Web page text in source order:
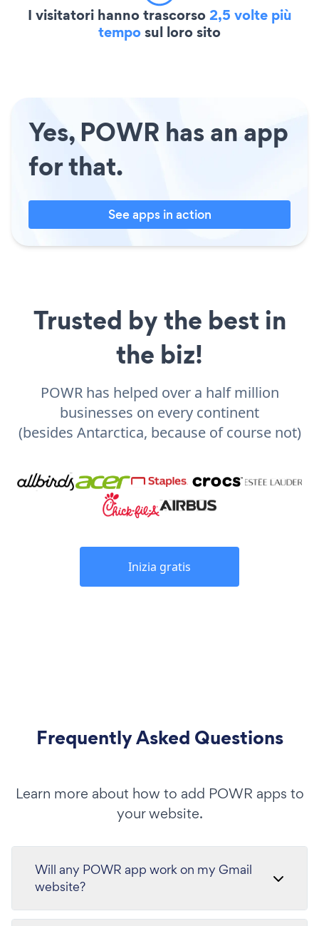
I visitatori hanno trascorso2,5 volte più
temposul loro sito
Yes, POWR has an app
for that.
See apps in action
Trusted by the best in
the biz!
POWR has helped over a half million
businesses on every continent
(besides Antarctica, because of course not)
Inizia gratis
Frequently Asked Questions
Learn more about how to add POWR apps to
your website.
Will any POWR app work on my Gmail
website?